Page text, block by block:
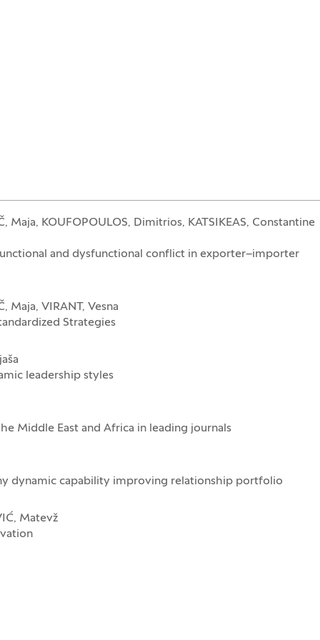
Maja, KOUFOPOULOS, Dimitrios, KATSIKEAS, Constantine
and dysfunctional conflict in exporter–importer
Maja, VIRANT, Vesna
Strategies
leadership styles
Middle East and Africa in leading journals
dynamic capability improving relationship portfolio
Matevž